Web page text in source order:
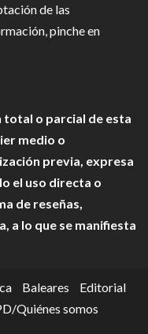
de las
pinche en
o parcial de esta
medio o
previa, expresa
el uso directa o
de reseñas,
a lo que se manifiesta
Baleares
Editorial
Quiénes somos